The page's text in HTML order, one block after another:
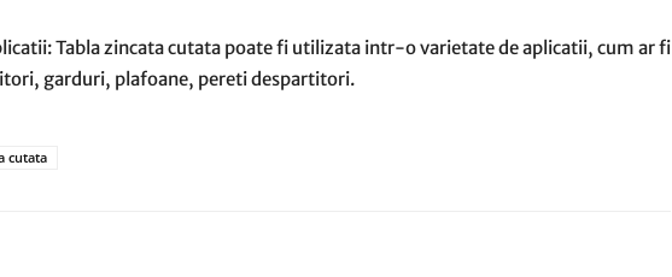
Tabla zincata cutata poate fi utilizata intr-o varietate de aplicatii, cum ar fi
garduri, plafoane, pereti despartitori.
cutata